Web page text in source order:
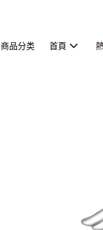
商品分类 首頁